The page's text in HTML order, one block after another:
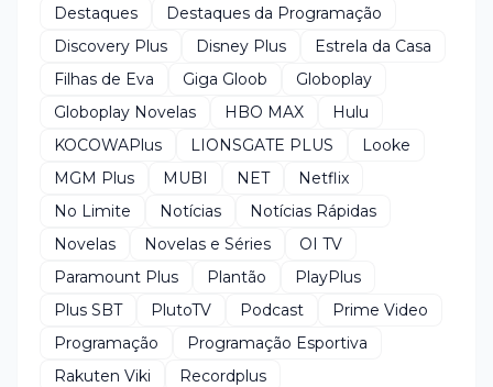
Destaques
Destaques da Programação
Discovery Plus
Disney Plus
Estrela da Casa
Filhas de Eva
Giga Gloob
Globoplay
Globoplay Novelas
HBO MAX
Hulu
KOCOWAPlus
LIONSGATE PLUS
Looke
MGM Plus
MUBI NET
Netflix
No Limite
Notícias
Notícias Rápidas
Novelas
Novelas e Séries
OI TV
Paramount Plus
Plantão
PlayPlus
Plus SBT
PlutoTV Podcast
Prime Video
Programação
Programação Esportiva
Rakuten Viki
Recordplus